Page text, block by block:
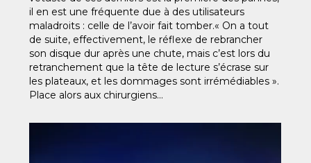
il en est une fréquente due à des utilisateurs
maladroits : celle de l’avoir fait tomber.« On a tout
de suite, effectivement, le réflexe de rebrancher
son disque dur après une chute, mais c’est lors du
retranchement que la tête de lecture s’écrase sur
les plateaux, et les dommages sont irrémédiables ».
Place alors aux chirurgiens…